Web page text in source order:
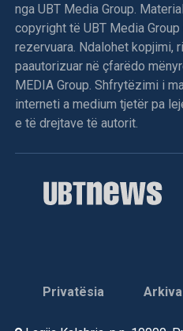
nga UBT Media Group.
copyright të UBT Media
rezervuara. Ndalohet kopjimi,
paautorizuar në çfarëdo
MEDIA Group. Shfrytëzimi i
interneti a medium tjetër pa
e të drejtave të autorit.
Privatësia Arkiva